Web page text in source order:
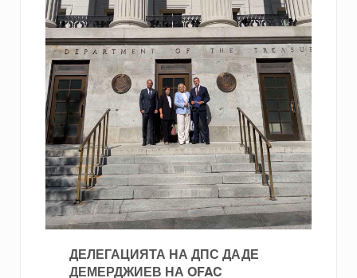
ДЕЛЕГАЦИЯТА НА ДПС ДАДЕ
ДЕМЕРДЖИЕВ НА OFAC